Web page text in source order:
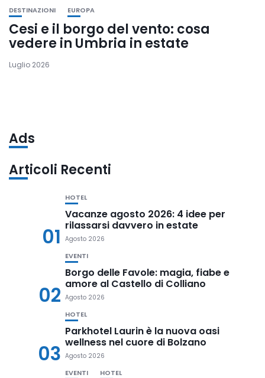
DESTINAZIONI EUROPA
Cesi e il borgo del vento: cosa
vedere in Umbria in estate
Luglio 2026
Ads
Articoli Recenti
01
HOTEL
Vacanze agosto 2026: 4 idee per
rilassarsi davvero in estate
Agosto 2026
02
EVENTI
Borgo delle Favole: magia, fiabe e
amore al Castello di Colliano
Agosto 2026
03
HOTEL
Parkhotel Laurin è la nuova oasi
wellness nel cuore di Bolzano
Agosto 2026
EVENTI HOTEL